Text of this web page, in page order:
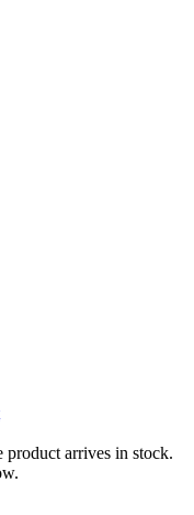
arrives in stock.